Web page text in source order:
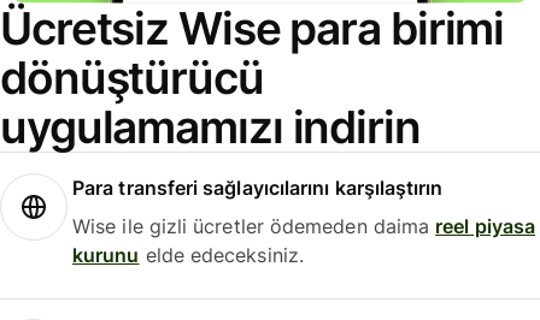
Ücretsiz Wise para birimi
dönüştürücü
uygulamamızı indirin
Para transferi sağlayıcılarını karşılaştırın
Wise ile gizli ücretler ödemeden daima reel piyasa
kurunu elde edeceksiniz.